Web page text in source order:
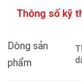
Thông số kỹ
Dòng sản
phẩm